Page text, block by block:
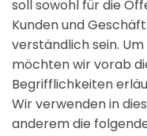
soll sowohl für die
Kunden und
verständlich sein.
möchten wir vorab
Begrifflichkeiten
Wir verwenden in
anderem die